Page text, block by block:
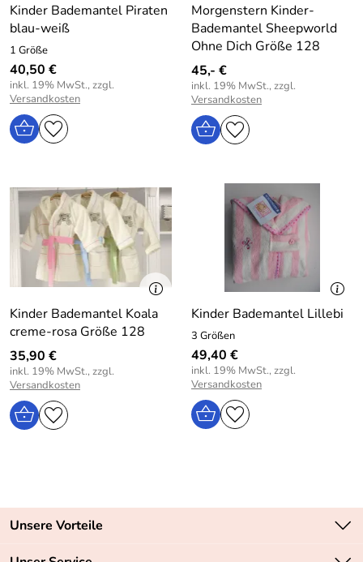
Kinder Bademantel Piraten
blau-weiß
1 Größe
40,50 €
inkl. 19% MwSt., zzgl.
Versandkosten
Morgenstern Kinder-
Bademantel Sheepworld
Ohne Dich Größe 128
45,- €
inkl. 19% MwSt., zzgl.
Versandkosten
Kinder Bademantel Koala
creme-rosa Größe 128
35,90 €
inkl. 19% MwSt., zzgl.
Versandkosten
Kinder Bademantel Lillebi
3 Größen
49,40 €
inkl. 19% MwSt., zzgl.
Versandkosten
Unsere Vorteile
Zahlungsarten: Vorkasse, PayPal, PayPal Express